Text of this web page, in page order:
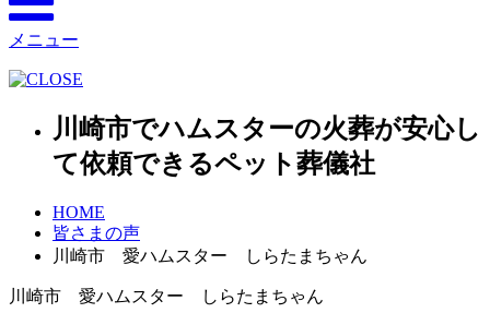
メニュー
川崎市でハムスターの火葬が安心し
て依頼できるペット葬儀社
HOME
皆さまの声
川崎市 愛ハムスター しらたまちゃん
川崎市 愛ハムスター しらたまちゃん